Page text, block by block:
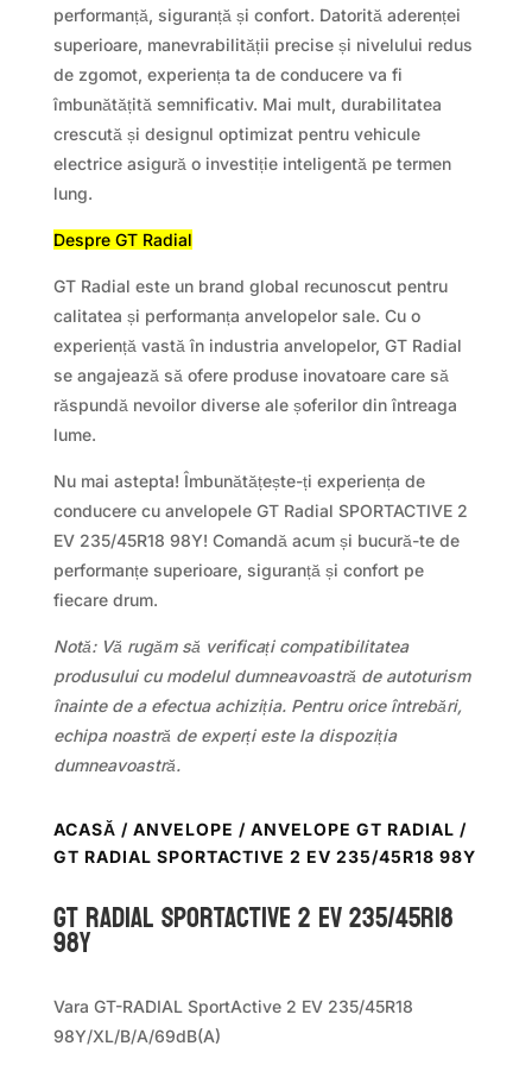
performanță, siguranță și confort. Datorită aderenței
superioare, manevrabilității precise și nivelului redus
de zgomot, experiența ta de conducere va fi
îmbunătățită semnificativ. Mai mult, durabilitatea
crescută și designul optimizat pentru vehicule
electrice asigură o investiție inteligentă pe termen
lung.
Despre GT Radial
GT Radial este un brand global recunoscut pentru
calitatea și performanța anvelopelor sale. Cu o
experiență vastă în industria anvelopelor, GT Radial
se angajează să ofere produse inovatoare care să
răspundă nevoilor diverse ale șoferilor din întreaga
lume.
Nu mai astepta! Îmbunătățește-ți experiența de
conducere cu anvelopele GT Radial SPORTACTIVE 2
EV 235/45R18 98Y! Comandă acum și bucură-te de
performanțe superioare, siguranță și confort pe
fiecare drum.
Notă: Vă rugăm să verificați compatibilitatea
produsului cu modelul dumneavoastră de autoturism
înainte de a efectua achiziția. Pentru orice întrebări,
echipa noastră de experți este la dispoziția
dumneavoastră.
ACASĂ / ANVELOPE / ANVELOPE GT RADIAL /
GT RADIAL SPORTACTIVE 2 EV 235/45R18 98Y
GT Radial SPORTACTIVE 2 EV 235/45R18
98Y
Vara GT-RADIAL SportActive 2 EV 235/45R18
98Y/XL/B/A/69dB(A)